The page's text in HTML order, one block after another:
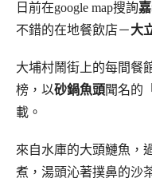
日前在google map搜詢
不錯的在地餐飲店－大
大埔村鬧街上的每間餐
榜，以砂鍋魚頭聞名的「
載。
來自水庫的大頭鰱魚，
煮，湯頭沁著撲鼻的沙